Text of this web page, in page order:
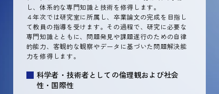
し、体系的な専門知識と技術を修得します。
４年次では研究室に所属し、卒業論文の完成を目指し
て教員の指導を受けます。その過程で、研究に必要な
専門知識とともに、問題発見や課題遂行のための自律
的能力、客観的な観察やデータに基づいた問題解決能
力を修得します。
科学者・技術者としての倫理観および社会
性・国際性